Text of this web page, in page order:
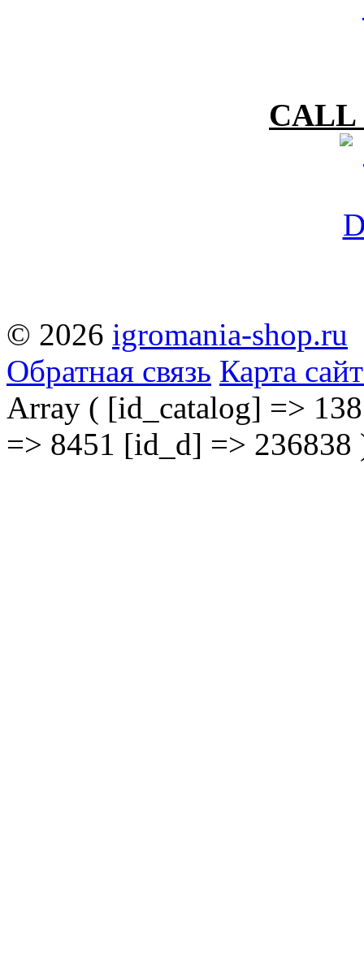
CALL
© 2026 igromania-shop.ru
Обратная связь Карта
Array ( [id_catalog] =>
=> 8451 [id_d] => 236838